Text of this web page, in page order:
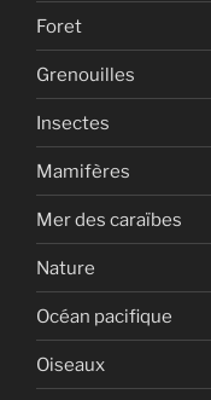
Foret
Grenouilles
Insectes
Mamifères
Mer des caraïbes
Nature
Océan pacifique
Oiseaux